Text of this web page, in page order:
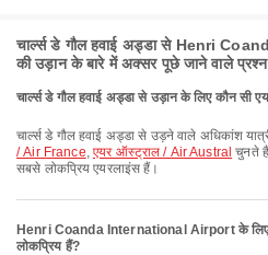
चार्ल्स डे गौल हवाई अड्डा से Henri
की उड़ान के बारे में अक्सर पूछे जाने वाले प्रश्न
चार्ल्स डे गौल हवाई अड्डा से उड़ान के लिए कौन सी
चार्ल्स डे गौल हवाई अड्डा से उड़ने वाले अधिकांश
/ Air France, एयर ऑस्ट्राल / Air Austral चुनते
सबसे लोकप्रिय एयरलाइंस हैं।
Henri Coanda International Airport के लिए
लोकप्रिय हैं?